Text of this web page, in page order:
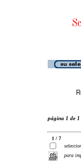
página 1 de 1
1 / 7
para